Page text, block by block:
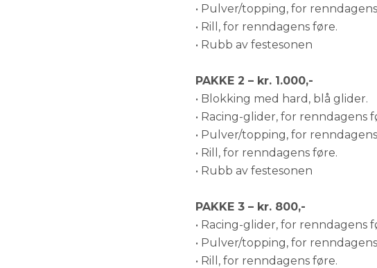
• Pulver/topping, for
• Rill, for renndagens føre.
• Rubb av festesonen
PAKKE 2 – kr. 1.000,-
• Blokking med hard, blå glider.
• Racing-glider, for renndagens
• Pulver/topping, for
• Rill, for renndagens føre.
• Rubb av festesonen
PAKKE 3 – kr. 800,-
• Racing-glider, for renndagens
• Pulver/topping, for
• Rill, for renndagens føre.